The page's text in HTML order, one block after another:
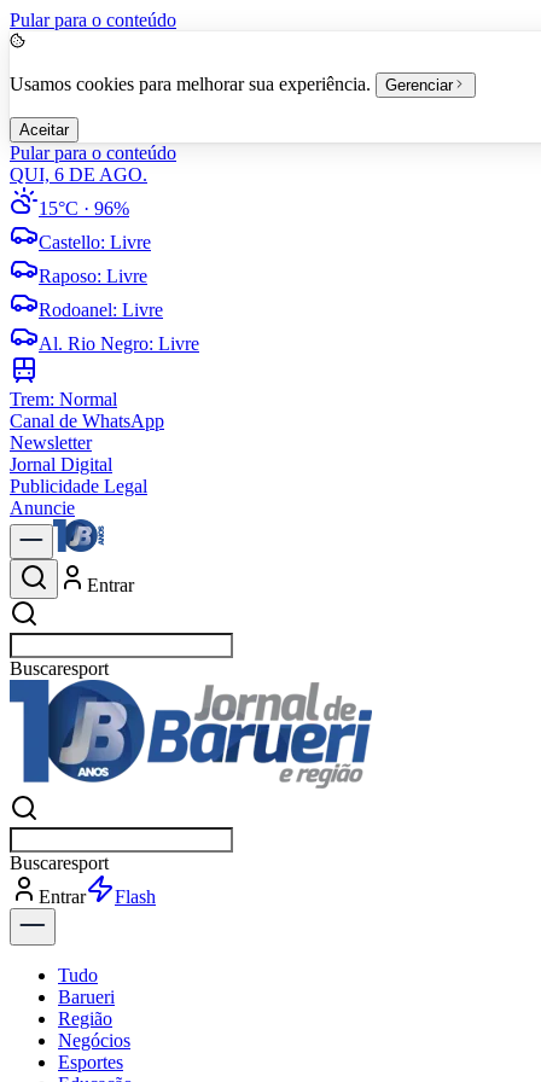
Pular para o conteúdo
Usamos cookies para melhorar sua experiência. Gerenciar
Aceitar
Pular para o conteúdo
QUI, 6 DE AGO.
15°C · 96%
Castello: Livre
Raposo: Livre
Rodoanel: Livre
Al. Rio Negro: Livre
Trem: Normal
Canal de WhatsApp
Newsletter
Jornal Digital
Publicidade Legal
Anuncie
Entrar
Buscaresporte
Buscaresporte
Entrar
Flash
Tudo
Barueri
Região
Negócios
Esportes